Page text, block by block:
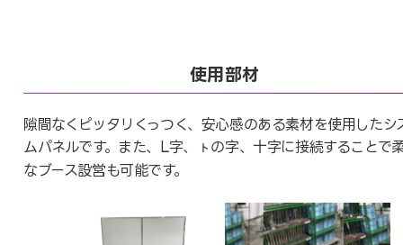
使用部材
隙間なくピッタリくっつく、安心感のある素材を使用したシ
ムパネルです。また、L字、ㇳの字、十字に接続することで
なブース設営も可能です。